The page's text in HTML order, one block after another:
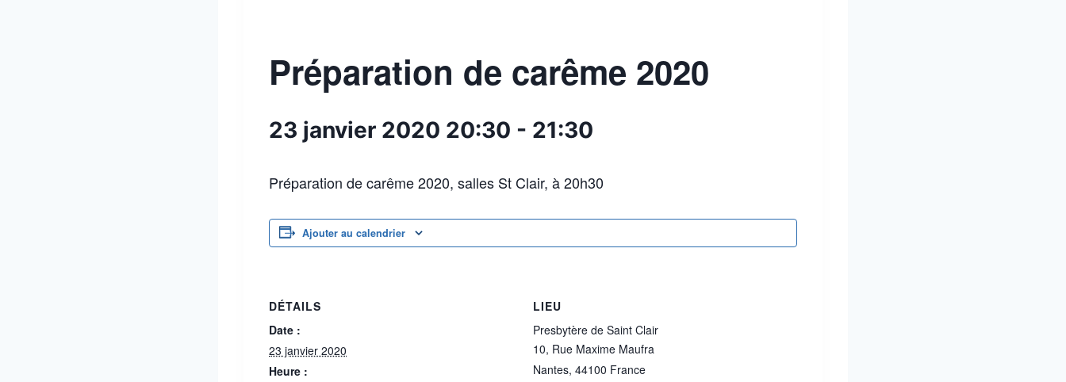
Préparation de carême 2020
23 janvier 2020 20:30 - 21:30
Préparation de carême 2020, salles St Clair, à 20h30
Ajouter au calendrier
DÉTAILS
Date :
23 janvier 2020
Heure :
LIEU
Presbytère de Saint Clair
10, Rue Maxime Maufra
Nantes, 44100 France